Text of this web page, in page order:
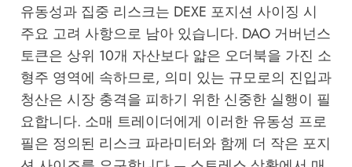
유동성과 집중 리스크는 DEXE 포지션 사이징 시
주요 고려 사항으로 남아 있습니다. DAO 거버넌스
토큰은 상위 10개 자산보다 얇은 오더북을 가진 소
형주 영역에 속하므로, 의미 있는 규모로의 진입과
청산은 시장 충격을 피하기 위한 신중한 실행이 필
요합니다. 소매 트레이더에게 이러한 유동성 프로
필은 정의된 리스크 파라미터와 함께 더 작은 포지